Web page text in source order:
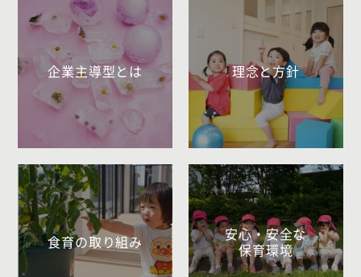
企業主導型とは 理念と方針
食育の取り組み
安心・安全な
保育環境